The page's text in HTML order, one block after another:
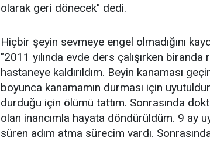
olarak geri dönecek" dedi.
Hiçbir şeyin sevmeye engel olmadığını
"2011 yılında evde ders çalışırken biranda
hastaneye kaldırıldım. Beyin kanaması
boyunca kanamamın durması için
durduğu için ölümü tattım. Sonrasında
olan inancımla hayata döndürüldüm. 9 ay
süren adım atma sürecim vardı.